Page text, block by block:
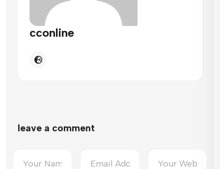
cconline
leave a comment